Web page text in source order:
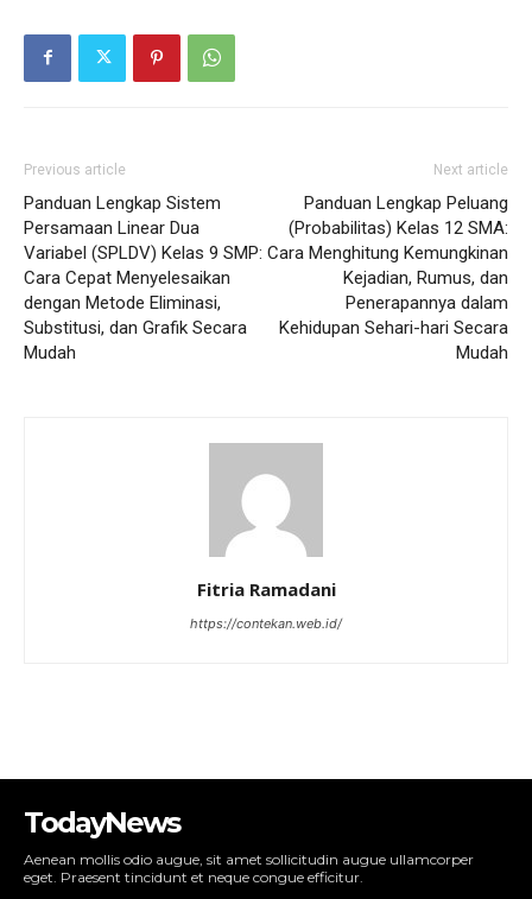
Previous article
Panduan Lengkap Sistem
Persamaan Linear Dua
Variabel (SPLDV) Kelas 9 SMP:
Cara Cepat Menyelesaikan
dengan Metode Eliminasi,
Substitusi, dan Grafik Secara
Mudah
Next article
Panduan Lengkap Peluang
(Probabilitas) Kelas 12 SMA:
Cara Menghitung Kemungkinan
Kejadian, Rumus, dan
Penerapannya dalam
Kehidupan Sehari-hari Secara
Mudah
Fitria Ramadani
https://contekan.web.id/
TodayNews
Aenean mollis odio augue, sit amet sollicitudin augue ullamcorper
eget. Praesent tincidunt et neque congue efficitur.